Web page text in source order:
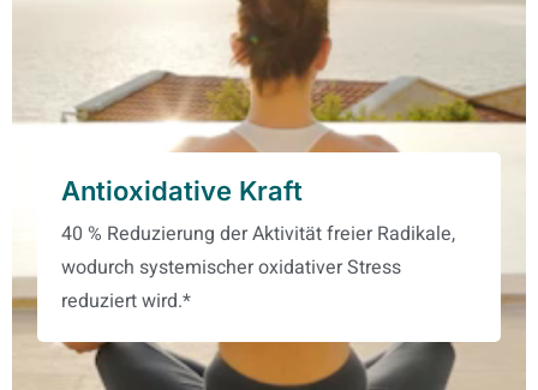
Antioxidative Kraft
40 % Reduzierung der Aktivität freier Radikale,
wodurch systemischer oxidativer Stress
reduziert wird.*